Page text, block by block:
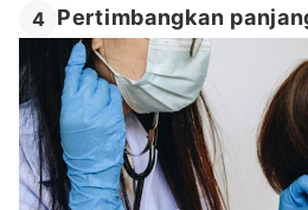
4 Pertimbangkan